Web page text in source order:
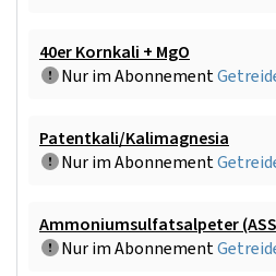
40er Kornkali + MgO
Nur im Abonnement
Patentkali/Kalimagnesia
Nur im Abonnement
Ammoniumsulfatsalpeter
Nur im Abonnement